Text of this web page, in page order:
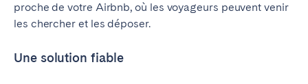
proche de votre Airbnb, où les voyageurs peuvent venir
les chercher et les déposer.
Une solution fiable
SWITZERLAND
Geneva